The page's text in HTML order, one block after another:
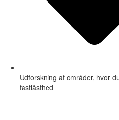
Udforskning af områder, hvor
fastlåsthed